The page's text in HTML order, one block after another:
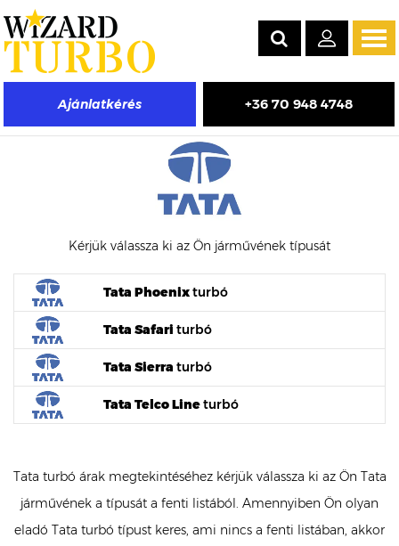
Ajánlatkérés +36 70 948 4748
Tata turbófeltöltő árak
Kérjük válassza ki az Ön járművének típusát
Tata Phoenixturbó
Tata Safari turbó
Tata Sierra turbó
Tata Telco Lineturbó
Tata turbó árak megtekintéséhez kérjük válassza ki az Ön Tata
járművének a típusát a fenti listából. Amennyiben Ön olyan
eladó Tata turbó típust keres, ami nincs a fenti listában, akkor